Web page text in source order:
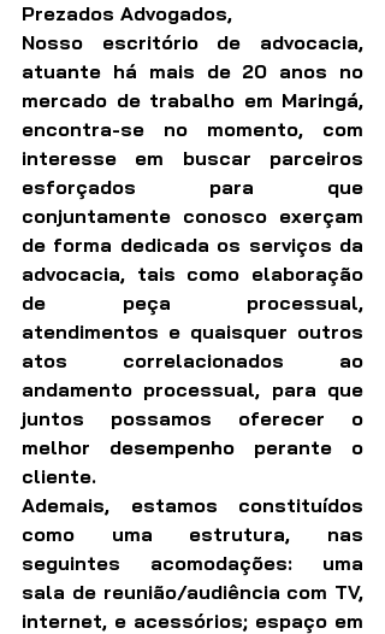
Prezados Advogados,
Nosso escritório de advocacia,
atuante há mais de 20 anos no
mercado de trabalho em Maringá,
encontra-se no momento, com
interesse em buscar parceiros
esforçados para que
conjuntamente conosco exerçam
de forma dedicada os serviços da
advocacia, tais como elaboração
de peça processual,
atendimentos e quaisquer outros
atos correlacionados ao
andamento processual, para que
juntos possamos oferecer o
melhor desempenho perante o
cliente.
Ademais, estamos constituídos
como uma estrutura, nas
seguintes acomodações: uma
sala de reunião/audiência com TV,
internet, e acessórios; espaço em